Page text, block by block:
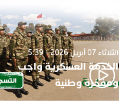
الثلاثاء 07 أبريل 2026 - 5:39
الخدمة العسكرية واجب
ومفخرة وطنية